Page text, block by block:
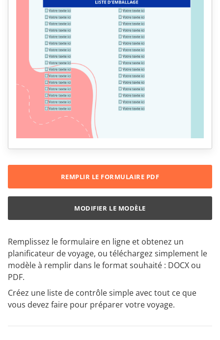
Remplissez le formulaire en ligne et obtenez un
planificateur de voyage, ou téléchargez simplement le
modèle à remplir dans le format souhaité : DOCX ou
PDF.
Créez une liste de contrôle simple avec tout ce que
vous devez faire pour préparer votre voyage.
REMPLIR LE FORMULAIRE PDF
MODIFIER LE MODÈLE